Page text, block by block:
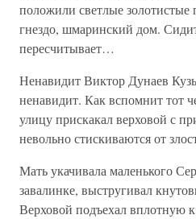
положили светлые
гнездо, шмаринский дом.
пересчитывает…
Ненавидит Виктор Дунаев
ненавидит. Как вспомнит тот
улицу прискакал верховой с
невольно стискиваются от
Мать укачивала маленького
завалинке, выстругивал
Верховой подъехал вплотную